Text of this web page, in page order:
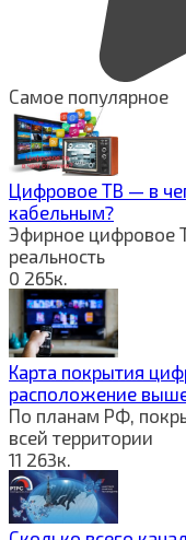
Самое популярное
Цифровое ТВ — в
кабельным?
Эфирное цифровое
реальность
0 265к.
Карта покрытия
расположение
По планам РФ,
всей территории
11 263к.